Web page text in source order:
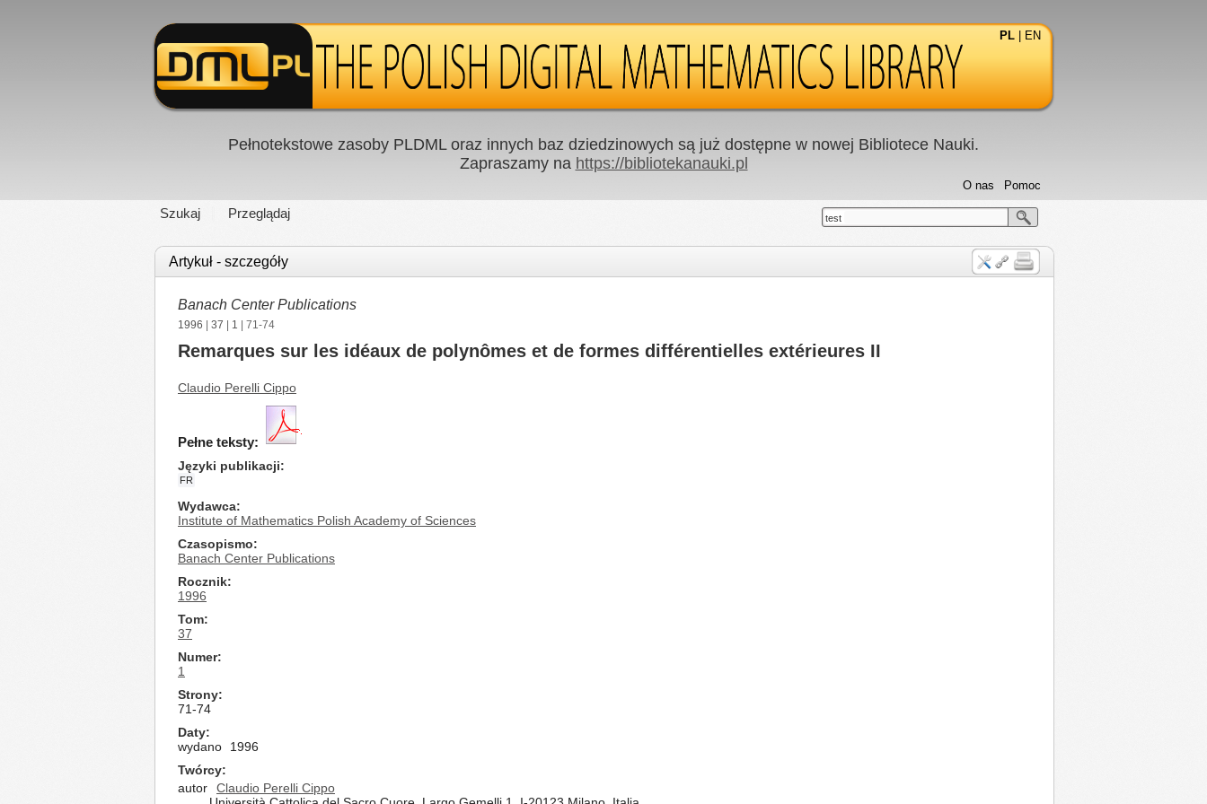
PL EN
Pełnotekstowe zasoby PLDML oraz innych baz dziedzinowych są już dostępne w nowej Bibliotece Nauki.
Zapraszamy na https://bibliotekanauki.pl
Szukaj Przeglądaj
Pomoc
O nas
test
Artykuł - szczegóły
Banach Center Publications
1996 37 1 | 71-74
Remarques sur les idéaux de polynômes et de formes différentielles extérieures II
Claudio Perelli Cippo
Pełne teksty:
Języki publikacji
FR
Wydawca
Institute of Mathematics Polish Academy of Sciences
Czasopismo
Banach Center Publications
Rocznik
1996
Tom
37
Numer
1
Strony
71-74
Daty
wydano
1996
Twórcy
autor
Claudio Perelli Cippo